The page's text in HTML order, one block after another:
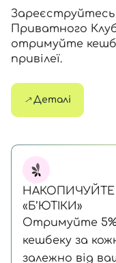
Приватного
отримуйте
привілеї.
Деталі
«Б’ЮТІКИ»
Отримуйте 5%
кешбеку за
залежно від